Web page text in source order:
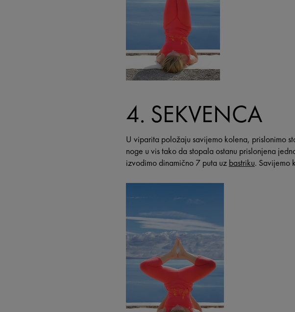
4. SEKVENCA
U viparita položaju savijemo kolena, prislonimo
noge u vis tako da stopala ostanu prislonjena
izvodimo dinamično 7 puta uz bastriku. Savijemo